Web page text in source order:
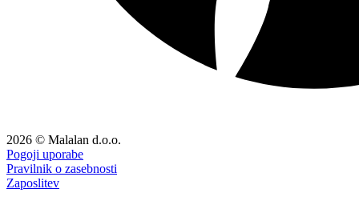
2026 © Malalan d.o.o.
Pogoji uporabe
Pravilnik o zasebnosti
Zaposlitev